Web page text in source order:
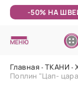
-50% НА
МЕНЮ
Главная ТКАНИ
Поплин "Цап-